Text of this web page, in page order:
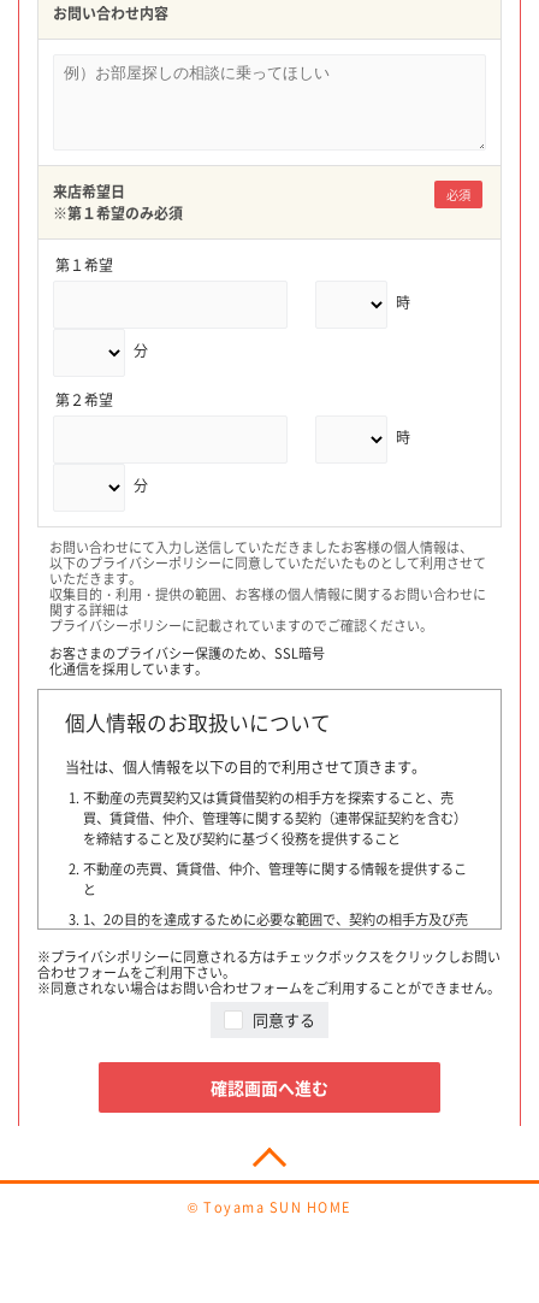
お問い合わせ内容
来店希望日 必須
※第１希望のみ必須
第１希望
時
分
第２希望
時
分
お問い合わせにて入力し送信していただきましたお客様の個人情報は、
以下のプライバシーポリシーに同意していただいたものとして利用させて
いただきます。
収集目的・利用・提供の範囲、お客様の個人情報に関するお問い合わせに
関する詳細は
プライバシーポリシーに記載されていますのでご確認ください。
お客さまのプライバシー保護のため、 SSL暗号
化通信を採用しています。
個人情報のお取扱いについて
当社は、個人情報を以下の目的で利用させて頂きます。
不動産の売買契約又は賃貸借契約の相手方を探索すること、売
買、賃貸借、仲介、管理等に関する契約（連帯保証契約を含む）
を締結すること及び契約に基づく役務を提供すること
不動産の売買、賃貸借、仲介、管理等に関する情報を提供するこ
と
1、2の目的を達成するために必要な範囲で、契約の相手方及び売
情報を書面又はインターネットで提供する者・団体・広告会社、
融資に関わる金融機関、登記等に関わる司法書士その他専門家、
提携損害保険会社、不動産管理業者、保証委託会社又はお客様の
同意を得た第三者に対して提供すること
機構に通知致します。
指定流通機構は、物件情報及び成約情報（成約情報は、売主
様・買主様・貸主様・借主様の氏名を含まず、物件の概要・契
通機構の会員たる宅地建物取引業者や公的な団体に電子データ
や紙媒体で提供することなどの宅地建物取引業法に規定された
1 提供される情報は、氏名、住所、電話番号、物件情報、
※プライバシポリシーに同意される方はチェックボックスをクリックしお問い
合わせフォームをご利用下さい。
※同意されない場合はお問い合わせフォームをご利用することができません。
同意する
確認画面へ進む
© Toyama SUN HOME